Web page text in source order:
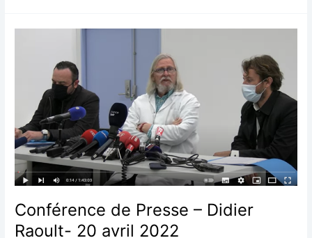
associés
induits
par
les
vaccins:
de
Jean-
Conférence de Presse – Didier
Raoult- 20 avril 2022